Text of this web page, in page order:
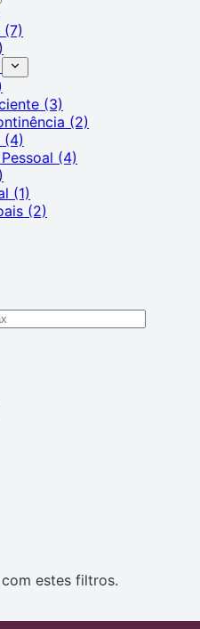
(7)
(3)
(2)
(4)
(4)
(1)
(2)
estes filtros.